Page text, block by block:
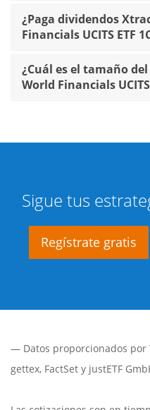
¿Paga dividendos
Financials UCITS ETF
¿Cuál es el tamaño
World Financials UCITS
Sigue tus
Regístrate gratis
— Datos proporcionados por
gettex, FactSet y justETF